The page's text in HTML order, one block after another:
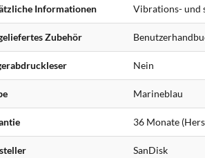
Informationen Vibrations- und
Zubehör
Nein
Marineblau
36 Monate
SanDisk